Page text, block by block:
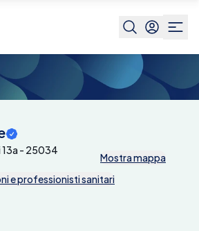
13a - 25034
Mostra mappa
e professionisti sanitari